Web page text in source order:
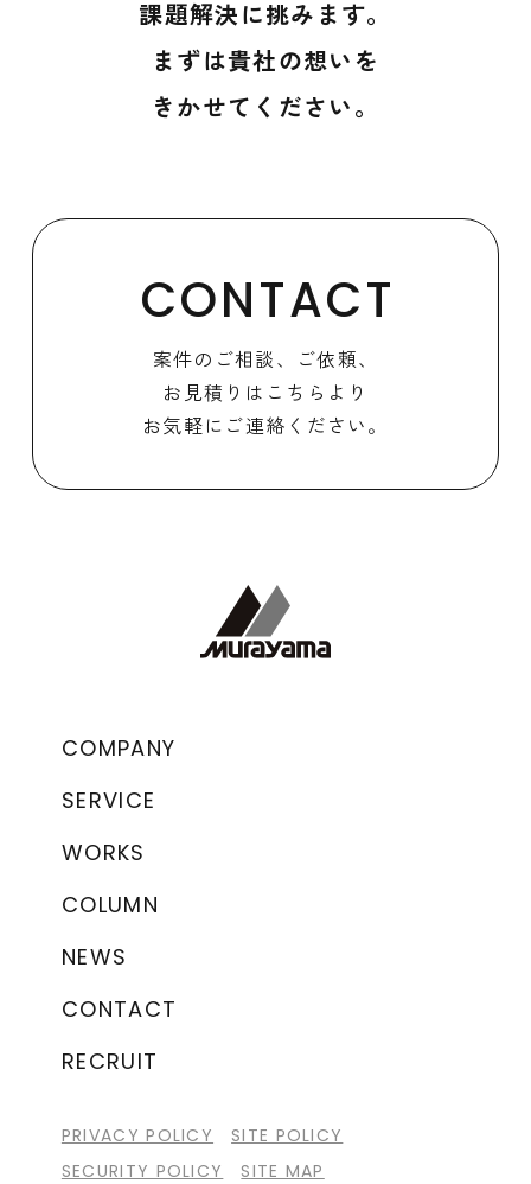
課題解決に挑みます。
まずは貴社の想いを
きかせてください。
CONTACT
案件のご相談、ご依頼、
お見積りはこちらより
お気軽にご連絡ください。
COMPANY
SERVICE
WORKS
COLUMN
NEWS
CONTACT
RECRUIT
PRIVACY POLICY
SITE POLICY
SECURITY POLICY
SITE MAP